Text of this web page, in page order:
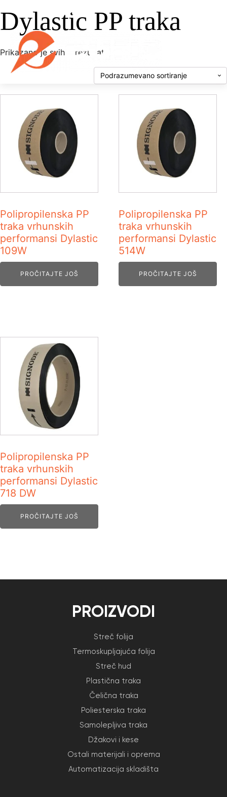
Dylastic PP traka
Prikazano je svih 3 rezultata
Polipropilenska PP
traka vrhunskih
performansi Dylastic
109W
PROČITAJTE JOŠ
Polipropilenska PP
traka vrhunskih
performansi Dylastic
514W
PROČITAJTE JOŠ
Polipropilenska PP
traka vrhunskih
performansi Dylastic
718 DW
PROČITAJTE JOŠ
PROIZVODI
Streč folija
Termoskupljajuća folija
Streč hud
Plastična traka
Čelična traka
Poliesterska traka
Samolepljiva traka
Džakovi i kese
Ostali materijali i oprema
Automatizacija skladišta